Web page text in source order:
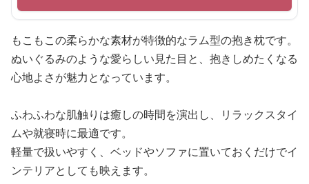
もこもこの柔らかな素材が特徴的なラム型の抱き枕です。
ぬいぐるみのような愛らしい見た目と、抱きしめたくなる
心地よさが魅力となっています。
ふわふわな肌触りは癒しの時間を演出し、リラックスタイ
ムや就寝時に最適です。
軽量で扱いやすく、ベッドやソファに置いておくだけでイ
ンテリアとしても映えます。